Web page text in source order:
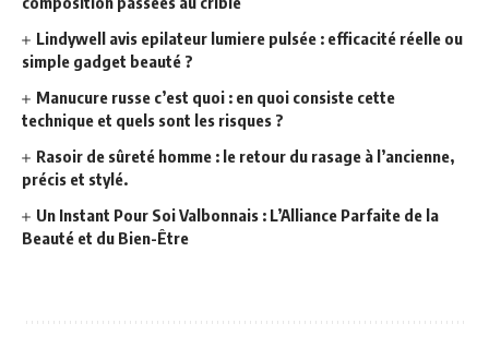
Lindywell avis epilateur lumiere pulsée : efficacité réelle ou
simple gadget beauté ?
Manucure russe c’est quoi : en quoi consiste cette
technique et quels sont les risques ?
Rasoir de sûreté homme : le retour du rasage à l’ancienne,
précis et stylé.
Un Instant Pour Soi Valbonnais : L’Alliance Parfaite de la
Beauté et du Bien-Être